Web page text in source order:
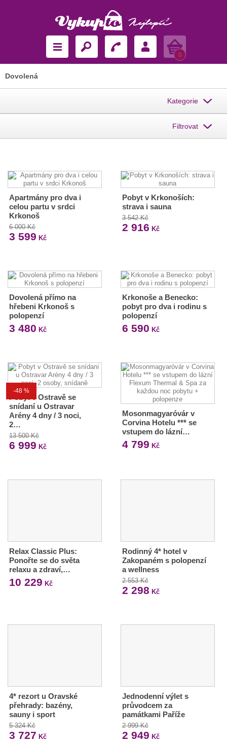
Košík
0
Dovolená
Kategorie
Filtrovat
Apartmány pro dva i
celou partu v srdci
Krkonoš
6 000 Kč
3 599 Kč
Pobyt v Krkonoších:
strava i sauna
3 542 Kč
2 916 Kč
Dovolená přímo na
hřebeni Krkonoš s
polopenzí
3 480 Kč
Krkonoše a Benecko:
pobyt pro dva i rodinu s
polopenzí
6 590 Kč
-48 %
Pobyt v Ostravě se
snídaní u Ostravar
Arény 4 dny / 3 noci,
2…
13 500 Kč
6 999 Kč
Mosonmagyaróvár v
Corvina Hotelu *** se
vstupem do lázní…
4 799 Kč
Relax Classic Plus:
Ponořte se do světa
relaxu a zdraví,…
10 229 Kč
Rodinný 4* hotel v
Zakopaném s polopenzí
a wellness
2 553 Kč
2 298 Kč
4* rezort u Oravské
přehrady: bazény,
sauny i sport
5 324 Kč
3 727 Kč
Jednodenní výlet s
průvodcem za
památkami Paříže
2 999 Kč
2 949 Kč